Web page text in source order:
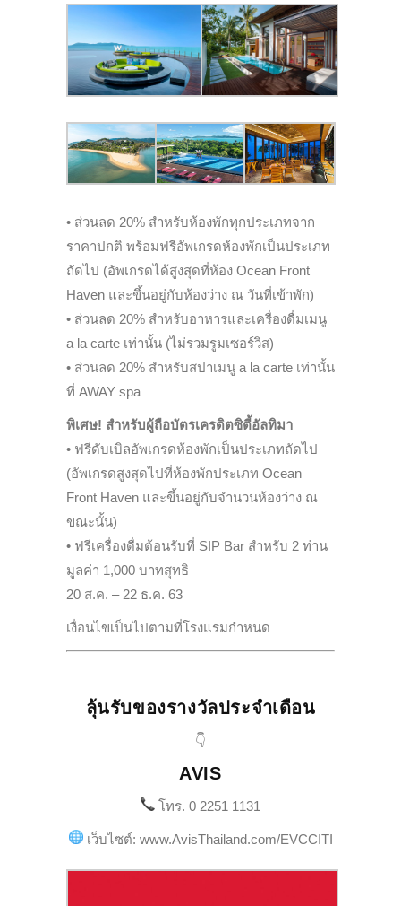
• ส่วนลด 20% สำหรับห้องพักทุกประเภทจาก
ราคาปกติ พร้อมฟรีอัพเกรดห้องพักเป็นประเภท
ถัดไป (อัพเกรดได้สูงสุดที่ห้อง Ocean Front
Haven และขึ้นอยู่กับห้องว่าง ณ วันที่เข้าพัก)
• ส่วนลด 20% สำหรับอาหารและเครื่องดื่มเมนู
a la carte เท่านั้น (ไม่รวมรูมเซอร์วิส)
• ส่วนลด 20% สำหรับสปาเมนู a la carte เท่านั้น
ที่ AWAY spa
พิเศษ! สำหรับผู้ถือบัตรเครดิตซิตี้อัลทิมา
• ฟรีดับเบิลอัพเกรดห้องพักเป็นประเภทถัดไป
(อัพเกรดสูงสุดไปที่ห้องพักประเภท Ocean
Front Haven และขึ้นอยู่กับจำนวนห้องว่าง ณ
ขณะนั้น)
• ฟรีเครื่องดื่มต้อนรับที่ SIP Bar สำหรับ 2 ท่าน
มูลค่า 1,000 บาทสุทธิ
20 ส.ค. – 22 ธ.ค. 63
เงื่อนไขเป็นไปตามที่โรงแรมกำหนด
ลุ้นรับของรางวัลประจำเดือน
👇
AVIS
โทร. 0 2251 1131
เว็บไซต์: www.AvisThailand.com/EVCCITI